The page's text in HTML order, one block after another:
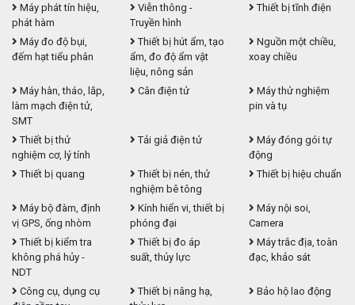
Máy phát tín hiệu,
phát hàm
Viễn thông -
Truyền hình
Thiết bị tĩnh điện
Máy đo độ bụi,
đếm hạt tiểu phân
Thiết bị hút ẩm, tạo
ẩm, đo độ ẩm vật
liệu, nông sản
Nguồn một chiều,
xoay chiều
Máy hàn, tháo, lắp,
làm mạch điện tử,
SMT
Cân điện tử
Máy thử nghiệm
pin và tụ
Thiết bị thử
nghiệm cơ, lý tính
Tải giả điện tử
Máy đóng gói tự
động
Thiết bị quang
Thiết bị nén, thử
nghiệm bê tông
Thiết bị hiệu chuẩn
Máy bộ đàm, định
vị GPS, ống nhòm
Kính hiển vi, thiết bị
phóng đại
Máy nội soi,
Camera
Thiết bị kiểm tra
không phá hủy -
NDT
Thiết bị đo áp
suất, thủy lực
Máy trắc địa, toàn
đạc, khảo sát
Công cụ, dụng cụ
Thiết bị nâng hạ,
Bảo hộ lao động